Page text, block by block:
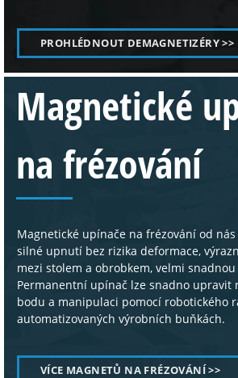
PROHLÉDNOUT DEMAGNETIZÉRY >>
Magnetické
na frézování
Magnetické upínače na frézování od
silné upnutí bez rizika deformace,
mezi stolem a obrobkem, velmi
Permanentní upínač lze snadno upravit
bodu a manipulaci pomocí robotického
automatizovaných výrobních buňkách.
VÍCE MAGNETŮ NA FRÉZOVÁNÍ >>